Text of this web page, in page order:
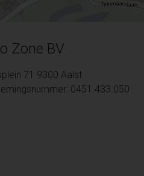
Zone BV
71 9300 Aalst
0451.433.050